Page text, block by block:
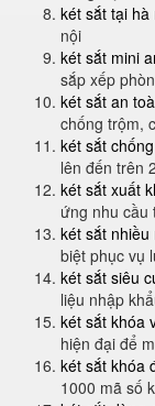
két sắt tại hà
nội
két sắt mini
sắp xếp
két sắt an
chống trộm,
két sắt
lên đến trên
két sắt xuất
ứng nhu cầu
két sắt nhiều
biệt phục vụ
két sắt siêu
liệu nhập
két sắt khóa
hiện đại để
két sắt khóa
1000 mã số